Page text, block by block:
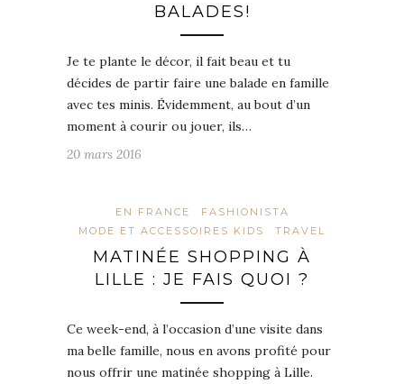
BALADES!
Je te plante le décor, il fait beau et tu
décides de partir faire une balade en famille
avec tes minis. Évidemment, au bout d’un
moment à courir ou jouer, ils…
20 mars 2016
EN FRANCE
FASHIONISTA
MODE ET ACCESSOIRES KIDS
TRAVEL
MATINÉE SHOPPING À
LILLE : JE FAIS QUOI ?
Ce week-end, à l’occasion d’une visite dans
ma belle famille, nous en avons profité pour
nous offrir une matinée shopping à Lille.